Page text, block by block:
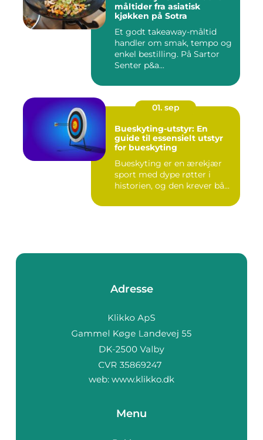
måltider fra asiatisk
kjøkken på Sotra
Et godt takeaway-måltid
handler om smak, tempo og
enkel bestilling. På Sartor
Senter p&a...
01. sep
Bueskyting-utstyr: En
guide til essensielt utstyr
for bueskyting
Bueskyting er en ærekjær
sport med dype røtter i
historien, og den krever bå...
Adresse
web: www.klikko.dk
Menu